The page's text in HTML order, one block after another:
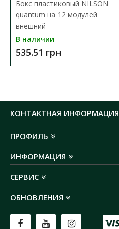
Бокс пластиковый NILSON
quantum на 12 модулей
внешний
В наличии
535.51 грн
КОНТАКТНАЯ ИНФОРМАЦИЯ
ПРОФИЛЬ
ИНФОРМАЦИЯ
СЕРВИС
ОБНОВЛЕНИЯ